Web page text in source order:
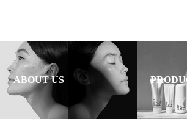
ABOUT US